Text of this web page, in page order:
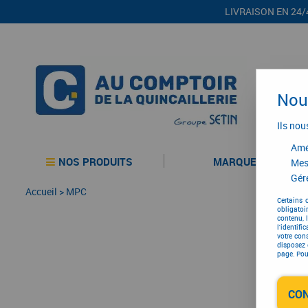
LIVRAISON EN 24/
NOS PRODUITS MARQUES
Accueil > MPC
Ils
Certains
contenu,
votre
disposez
page.